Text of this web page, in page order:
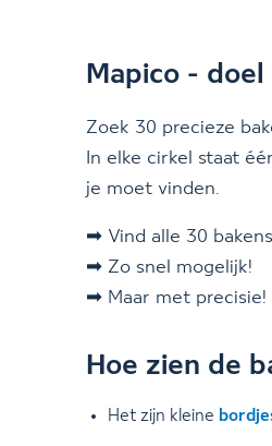
Mapico - doel
Zoek 30 precieze
In elke cirkel staat
je moet vinden.
➡ Vind alle 30 bakens
➡ Zo snel mogelijk!
➡ Maar met precisie!
Hoe zien de
Het zijn kleine